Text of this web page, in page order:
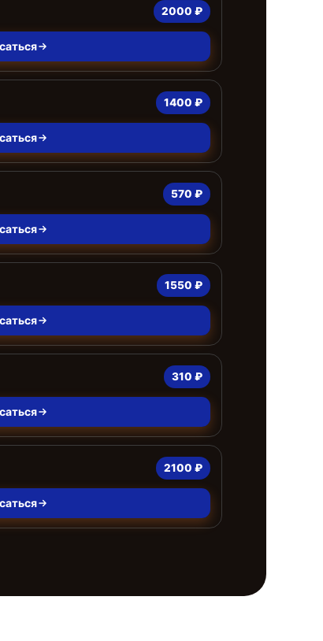
2000 ₽
1400 ₽
570 ₽
1550 ₽
310 ₽
2100 ₽